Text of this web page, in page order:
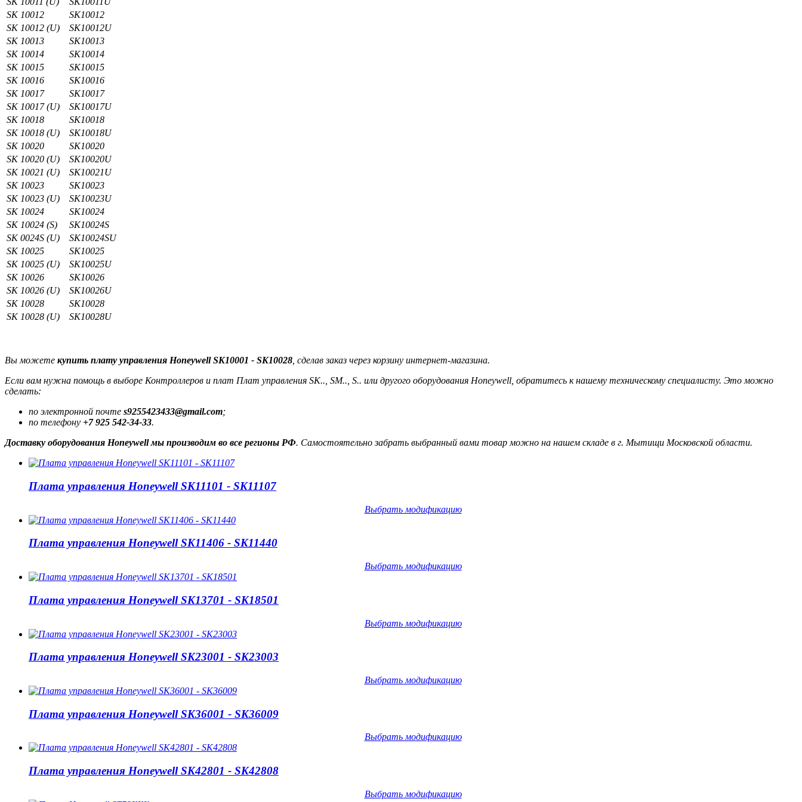
SK 10012
SK10012
SK 10012 (U)
SK10012U
SK 10013
SK10013
SK 10014
SK10014
SK 10015
SK10015
SK 10016
SK10016
SK 10017
SK10017
SK 10017 (U)
SK10017U
SK 10018
SK10018
SK 10018 (U)
SK10018U
SK 10020
SK10020
SK 10020 (U)
SK10020U
SK 10021 (U)
SK10021U
SK 10023
SK10023
SK 10023 (U)
SK10023U
SK 10024
SK10024
SK 10024 (S)
SK10024S
SK 0024S (U)
SK10024SU
SK 10025
SK10025
SK 10025 (U)
SK10025U
SK 10026
SK10026
SK 10026 (U)
SK10026U
SK 10028
SK10028
SK 10028 (U)
SK10028U
Вы можете купить плату управления Honeywell SK10001 - SK10028 , сделав заказ через корзину интернет-магазина.
Если вам нужна помощь в выборе Контроллеров и плат Плат управления SK.., SM.., S.. или другого оборудования Honeywell, обратитесь к нашему техническому специалисту. Это можно
сделать:
по электронной почте s9255423433@gmail.com;
по телефону +7 925 542-34-33.
Доставку оборудования Honeywell мы производим во все регионы РФ. Самостоятельно забрать выбранный вами товар можно на нашем складе в г. Мытищи Московской области.
Плата управления Honeywell SK11101 - SK11107
Выбрать модификацию
Плата управления Honeywell SK11406 - SK11440
Выбрать модификацию
Плата управления Honeywell SK13701 - SK18501
Выбрать модификацию
Плата управления Honeywell SK23001 - SK23003
Выбрать модификацию
Плата управления Honeywell SK36001 - SK36009
Выбрать модификацию
Плата управления Honeywell SK42801 - SK42808
Выбрать модификацию